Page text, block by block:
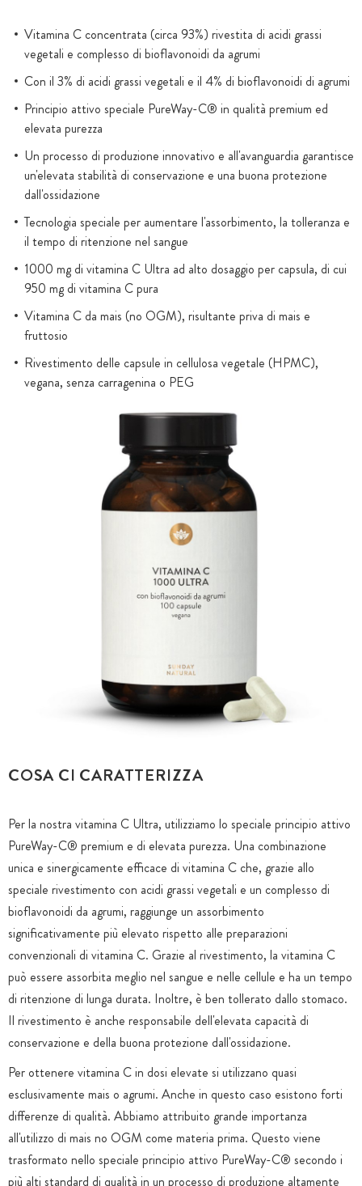
Vitamina C concentrata (circa 93%) rivestita di acidi grassi
vegetali e complesso di bioflavonoidi da agrumi
Con il 3% di acidi grassi vegetali e il 4% di bioflavonoidi di agrumi
Principio attivo speciale PureWay-C® in qualità premium ed
elevata purezza
Un processo di produzione innovativo e all'avanguardia garantisce
un'elevata stabilità di conservazione e una buona protezione
dall'ossidazione
Tecnologia speciale per aumentare l'assorbimento, la tolleranza e
il tempo di ritenzione nel sangue
1000 mg di vitamina C Ultra ad alto dosaggio per capsula, di cui
950 mg di vitamina C pura
Vitamina C da mais (no OGM), risultante priva di mais e
fruttosio
Rivestimento delle capsule in cellulosa vegetale (HPMC),
vegana, senza carragenina o PEG
COSA CI CARATTERIZZA
Per la nostra vitamina C Ultra, utilizziamo lo speciale principio attivo
PureWay-C® premium e di elevata purezza. Una combinazione
unica e sinergicamente efficace di vitamina C che, grazie allo
speciale rivestimento con acidi grassi vegetali e un complesso di
bioflavonoidi da agrumi, raggiunge un assorbimento
significativamente più elevato rispetto alle preparazioni
convenzionali di vitamina C. Grazie al rivestimento, la vitamina C
può essere assorbita meglio nel sangue e nelle cellule e ha un tempo
di ritenzione di lunga durata. Inoltre, è ben tollerato dallo stomaco.
Il rivestimento è anche responsabile dell'elevata capacità di
conservazione e della buona protezione dall'ossidazione.
Per ottenere vitamina C in dosi elevate si utilizzano quasi
esclusivamente mais o agrumi. Anche in questo caso esistono forti
differenze di qualità. Abbiamo attribuito grande importanza
all'utilizzo di mais no OGM come materia prima. Questo viene
trasformato nello speciale principio attivo PureWay-C® secondo i
più alti standard di qualità in un processo di produzione altamente